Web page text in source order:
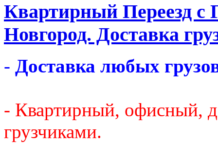
Квартирный Переезд
Новгород. Доставка
- Доставка любых
- Квартирный, офисный,
грузчиками.